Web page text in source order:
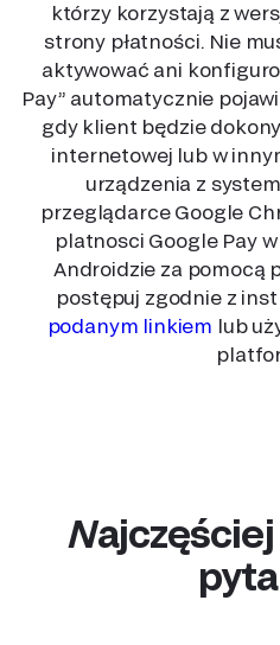
którzy korzystają z
strony płatności. Nie
aktywować ani
Pay” automatycznie
gdy klient będzie
internetowej lub w
urządzenia z
przeglądarce Google
platnosci Google Pay
Androidzie za pomocą
postępuj zgodnie z
podanym linkiem lub
Najczęściej zadawane